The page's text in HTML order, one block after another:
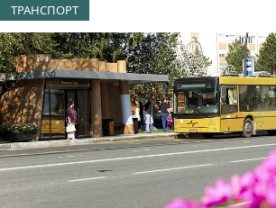
ТРАНСПОРТ